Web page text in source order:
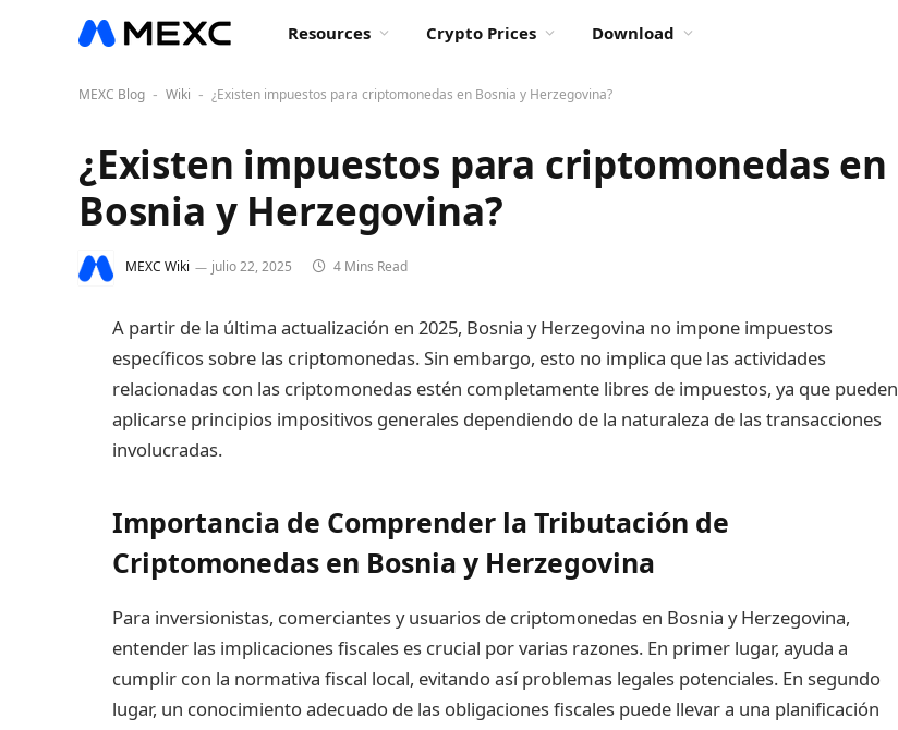
Resources Crypto Prices Download
MEXC Blog - Wiki - ¿Existen impuestos para criptomonedas en Bosnia y Herzegovina?
¿Existen impuestos para criptomonedas en
Bosnia y Herzegovina?
MEXC Wiki julio 22, 2025 4 Mins Read
A partir de la última actualización en 2025, Bosnia y Herzegovina no impone impuestos
específicos sobre las criptomonedas. Sin embargo, esto no implica que las actividades
relacionadas con las criptomonedas estén completamente libres de impuestos, ya que pueden
aplicarse principios impositivos generales dependiendo de la naturaleza de las transacciones
involucradas.
Importancia de Comprender la Tributación de
Criptomonedas en Bosnia y Herzegovina
Para inversionistas, comerciantes y usuarios de criptomonedas en Bosnia y Herzegovina,
entender las implicaciones fiscales es crucial por varias razones. En primer lugar, ayuda a
cumplir con la normativa fiscal local, evitando así problemas legales potenciales. En segundo
lugar, un conocimiento adecuado de las obligaciones fiscales puede llevar a una planificación